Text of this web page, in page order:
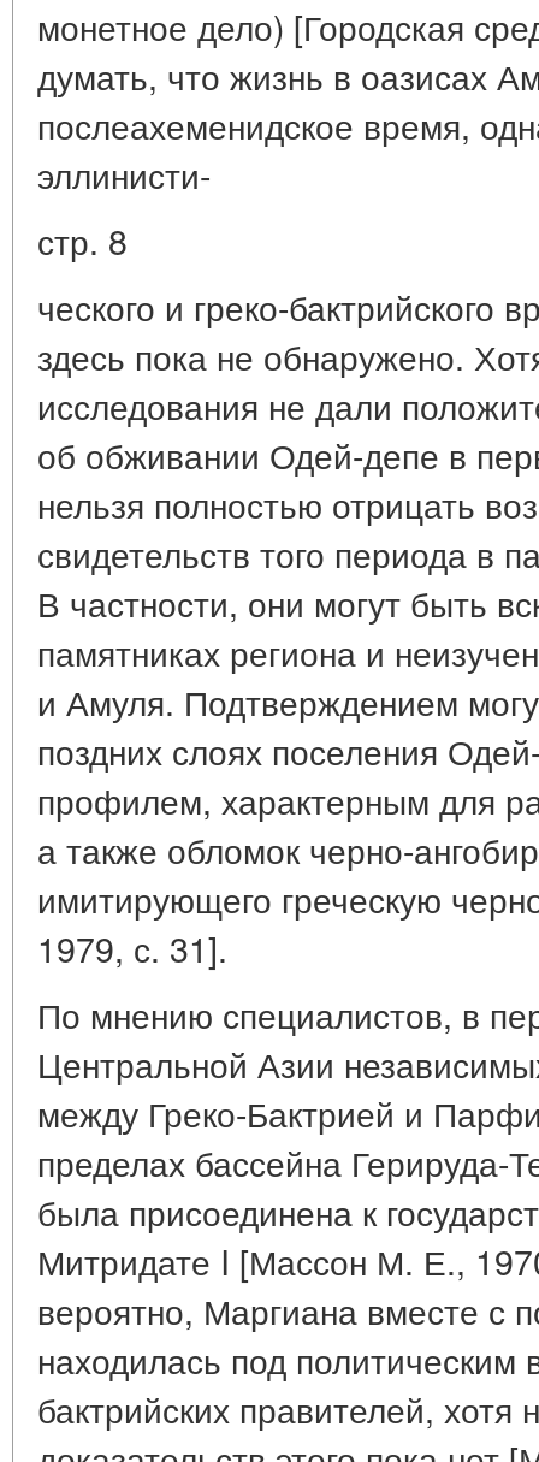
монетное дело) [Городская
думать, что жизнь в оазисах
послеахеменидское время,
эллинисти-
стр. 8
ческого и греко-бактрийского
здесь пока не обнаружено.
исследования не дали
об обживании Одей-депе в
нельзя полностью отрицать
свидетельств того периода в
В частности, они могут быть
памятниках региона и
и Амуля. Подтверждением
поздних слоях поселения
профилем, характерным для
а также обломок черно-
имитирующего греческую
1979, с. 31].
По мнению специалистов, в
Центральной Азии
между Греко-Бактрией и
пределах бассейна Герируда-
была присоединена к
Митридате I [Массон М. Е.,
вероятно, Маргиана вместе с
находилась под политическим
бактрийских правителей, хотя